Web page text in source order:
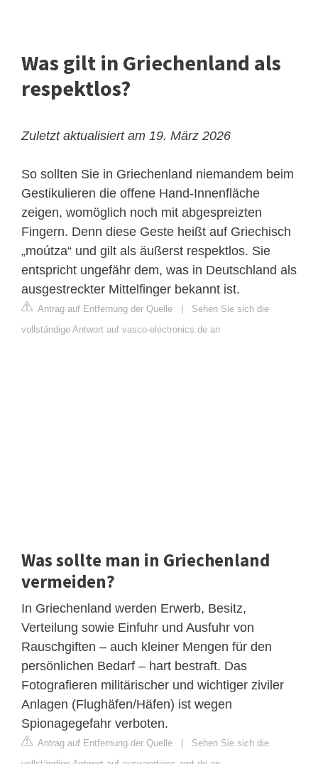
Was gilt in Griechenland als
respektlos?
Zuletzt aktualisiert am 19. März 2026
So sollten Sie in Griechenland niemandem beim
Gestikulieren die offene Hand-Innenfläche
zeigen, womöglich noch mit abgespreizten
Fingern. Denn diese Geste heißt auf Griechisch
„moútza“ und gilt als äußerst respektlos. Sie
entspricht ungefähr dem, was in Deutschland als
ausgestreckter Mittelfinger bekannt ist.
Antrag auf Entfernung der Quelle
Sehen Sie sich die
vollständige Antwort auf vasco-electronics.de an
Was sollte man in Griechenland
vermeiden?
In Griechenland werden Erwerb, Besitz,
Verteilung sowie Einfuhr und Ausfuhr von
Rauschgiften – auch kleiner Mengen für den
persönlichen Bedarf – hart bestraft. Das
Fotografieren militärischer und wichtiger ziviler
Anlagen (Flughäfen/Häfen) ist wegen
Spionagegefahr verboten.
Antrag auf Entfernung der Quelle
Sehen Sie sich die